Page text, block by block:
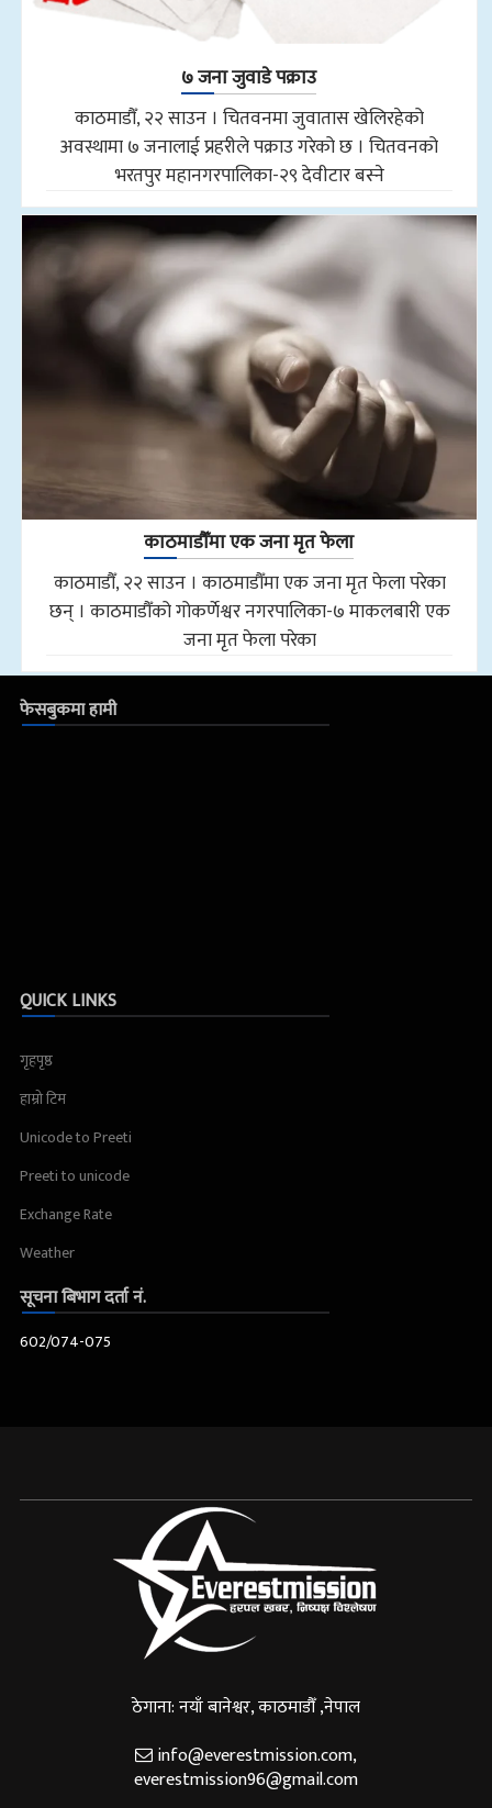
७ जना जुवाडे पक्राउ
काठमाडौँ, २२ साउन । चितवनमा जुवातास खेलिरहेको
अवस्थामा ७ जनालाई प्रहरीले पक्राउ गरेको छ । चितवनको
भरतपुर महानगरपालिका-२९ देवीटार बस्ने
काठमाडौँमा एक जना मृत फेला
काठमाडौँ, २२ साउन । काठमाडौँमा एक जना मृत फेला परेका
छन् । काठमाडौँको गोकर्णेश्वर नगरपालिका-७ माकलबारी एक
जना मृत फेला परेका
फेसबुकमा हामी
QUICK LINKS
गृहपृष्ठ
हाम्रो टिम
Unicode to Preeti
Preeti to unicode
Exchange Rate
Weather
सूचना बिभाग दर्ता नं.
602/074-075
ठेगाना: नयाँ बानेश्वर, काठमाडौँ ,नेपाल
info@everestmission.com,
everestmission96@gmail.com